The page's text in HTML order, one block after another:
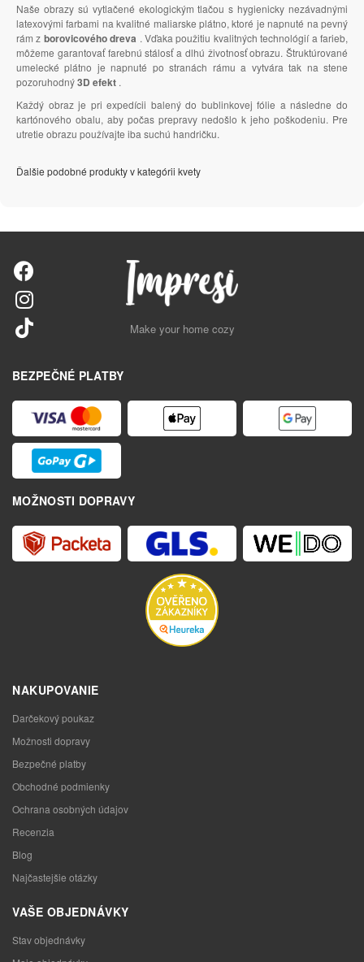
Naše obrazy sú vytlačené ekologickým tlačou s hygienicky nezávadnými
latexovými farbami na kvalitné maliarske plátno, ktoré je napnuté na pevný
rám z borovicového dreva . Vďaka použitiu kvalitných technológií a farieb,
môžeme garantovať farebnú stálosť a dlhú životnosť obrazu. Štruktúrované
umelecké plátno je napnuté po stranách rámu a vytvára tak na stene
pozoruhodný3D efekt .
Každý obraz je pri expedícii balený do bublinkovej fólie a následne do
kartónového obalu, aby počas prepravy nedošlo k jeho poškodeniu. Pre
utretie obrazu používajte iba suchú handričku.
Ďalšie podobné produkty v kategórii kvety
Make your home cozy
BEZPEČNÉ PLATBY
MOŽNOSTI DOPRAVY
NAKUPOVANIE
Darčekový poukaz
Možnosti dopravy
Bezpečné platby
Obchodné podmienky
Ochrana osobných údajov
Recenzia
Blog
Najčastejšie otázky
VAŠE OBJEDNÁVKY
Stav objednávky